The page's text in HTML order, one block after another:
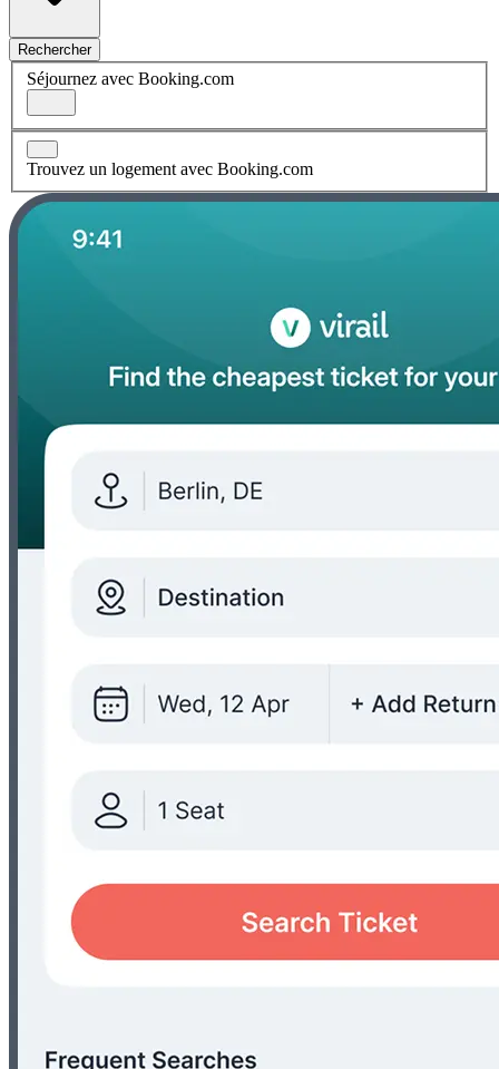
Rechercher
Séjournez avec Booking.com
Trouvez un logement avec Booking.com